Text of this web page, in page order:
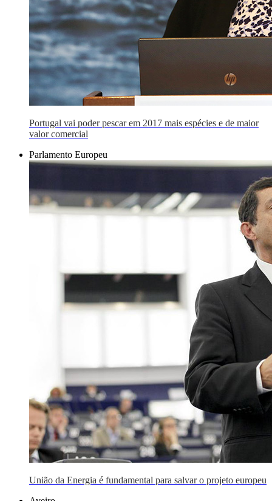
Portugal vai poder pescar em 2017 mais espécies e de maior
valor comercial
Parlamento Europeu
União da Energia é fundamental para salvar o projeto europeu